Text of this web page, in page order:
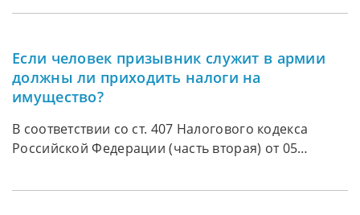
пособие по уходу за ребенком не облагается
Если человек призывник служит в армии
должны ли приходить налоги на
имущество?
В соответствии со ст. 407 Налогового кодекса
Российской Федерации (часть вторая) от 05
(далее – НК РФ) военнослужащие, а также